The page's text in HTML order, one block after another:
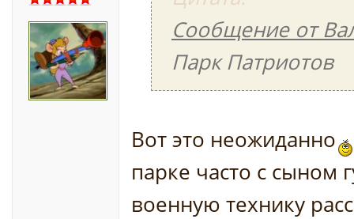
Сообщение от
Парк Патриотов
Вот это неожиданно
парке часто с сыном
военную технику